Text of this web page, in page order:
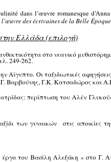
dans l’œuvre romanesque
des écrivaines de la Belle
Ελλάδα (επιλογή)
στο νεανικό
249-262.
Αίγυπτο. Οι ταξιδιωτικές
Βαρβούνης, Γ.Κ. Κατσαδώρος και
περίπτωση του Αλέν
των γυναικών στις αποικίες
του Βασίλη Αλεξάκη » στο Γ.